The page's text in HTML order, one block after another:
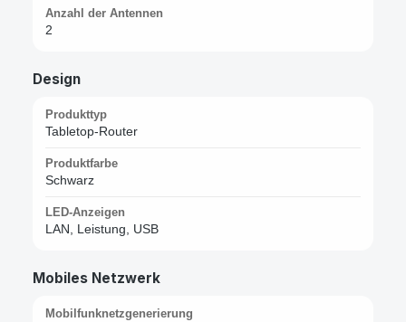
Anzahl der Antennen
2
Design
Produkttyp
Tabletop-Router
Produktfarbe
Schwarz
LED-Anzeigen
LAN, Leistung, USB
Mobiles Netzwerk
Mobilfunknetzgenerierung